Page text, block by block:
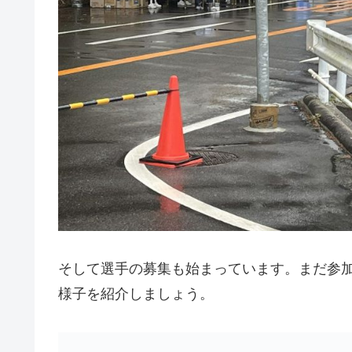
そして選手の募集も始まっています。まだ参
様子を紹介しましょう。